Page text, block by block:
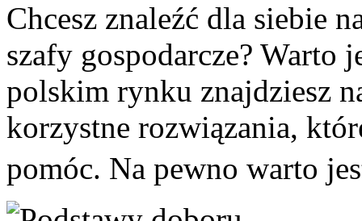
Chcesz znaleźć dla siebie
szafy gospodarcze? Warto
polskim rynku znajdziesz
korzystne rozwiązania,
pomóc. Na pewno warto